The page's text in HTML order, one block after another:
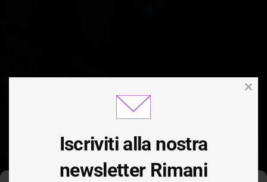
Iscriviti alla nostra
newsletter Rimani